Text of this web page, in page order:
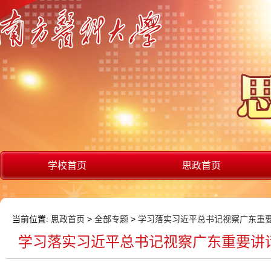
学校首页 思政首页
当前位置: 思政首页 > 全部专题 > 学习落实习近平总书记视察广东重
学习落实习近平总书记视察广东重要讲